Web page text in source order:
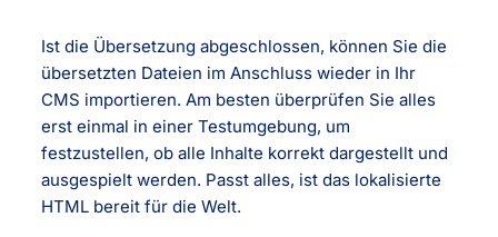
Ist die Übersetzung abgeschlossen, können Sie die
übersetzten Dateien im Anschluss wieder in Ihr
CMS importieren. Am besten überprüfen Sie alles
erst einmal in einer Testumgebung, um
festzustellen, ob alle Inhalte korrekt dargestellt und
ausgespielt werden. Passt alles, ist das lokalisierte
HTML bereit für die Welt.